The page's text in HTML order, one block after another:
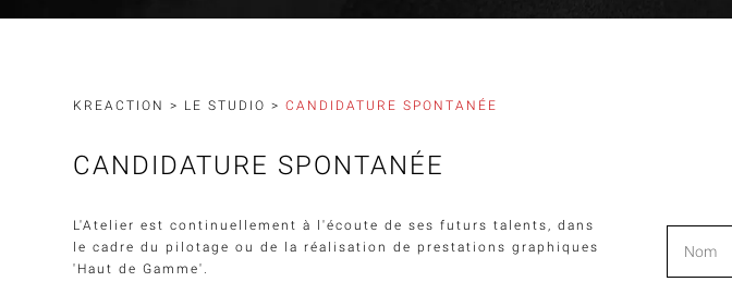
KREACTION > LE STUDIO >CANDIDATURE SPONTANÉE
CANDIDATURE SPONTANÉE
L'Atelier est continuellement à l'écoute de ses futurs talents, dans
le cadre du pilotage ou de la réalisation de prestations graphiques
'Haut de Gamme'.